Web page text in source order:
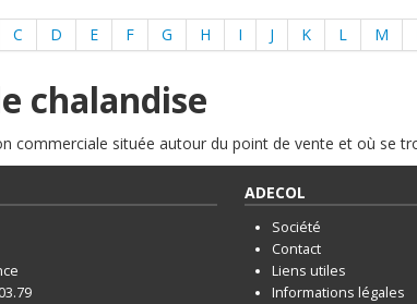
C D E F G H I J K L M
chalandise
commerciale située autour du point de vente et où se
ADECOL
Société
Contact
Liens utiles
Informations légales